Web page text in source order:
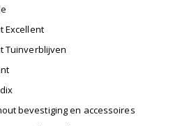
Excellent
Tuinverblijven
bevestiging en accessoires